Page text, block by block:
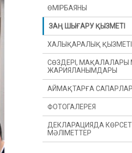
ӨМІРБАЯНЫ
ЗАҢ ШЫҒАРУ ҚЫЗМЕТІ
ХАЛЫҚАРАЛЫҚ ҚЫЗМЕТІ
СӨЗДЕРІ, МАҚАЛАЛАРЫ
ЖАРИЯЛАНЫМДАРЫ
АЙМАҚТАРҒА САПАРЛАР
ФОТОГАЛЕРЕЯ
ДЕКЛАРАЦИЯДА
МӘЛІМЕТТЕР